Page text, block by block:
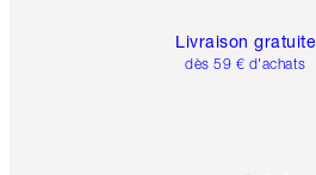
Livraison gratuite
dès 59 € d'achats